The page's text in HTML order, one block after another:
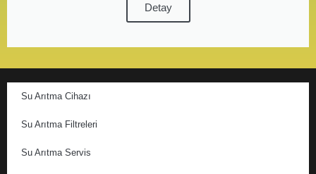
Detay
Su Arıtma Cihazı
Su Arıtma Filtreleri
Su Arıtma Servis